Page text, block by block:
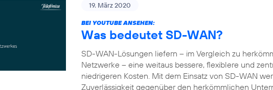
19. März 2020
BEI YOUTUBE ANSEHEN:
Was bedeutet SD-WAN?
SD-WAN-Lösungen liefern – im Vergleich zu
Netzwerke – eine weitaus bessere, flexiblere und
niedrigeren Kosten. Mit dem Einsatz von SD-WAN
Zuverlässigkeit gegenüber den herkömmlichen